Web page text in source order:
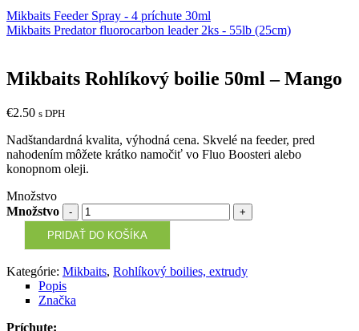
Mikbaits Feeder Spray - 4 príchute 30ml
Mikbaits Predator fluorocarbon leader 2ks - 55lb (25cm)
Mikbaits Rohlíkový boilie 50ml – Mango
€2.50 s DPH
Nadštandardná kvalita, výhodná cena. Skvelé na feeder, pred
nahodením môžete krátko namočiť vo Fluo Boosteri alebo
konopnom oleji.
Množstvo
Množstvo
PRIDAŤ DO KOŠÍKA
Kategórie: Mikbaits, Rohlíkový boilies, extrudy
Popis
Značka
Príchute: